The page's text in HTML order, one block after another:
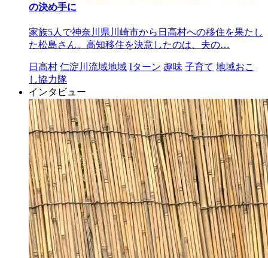
の決め手に
家族5人で神奈川県川崎市から日高村への移住を果たし
た松島さん。高知移住を決意したのは、夫の…
日高村 仁淀川流域地域 Iターン 趣味 子育て 地域おこ
し協力隊
インタビュー